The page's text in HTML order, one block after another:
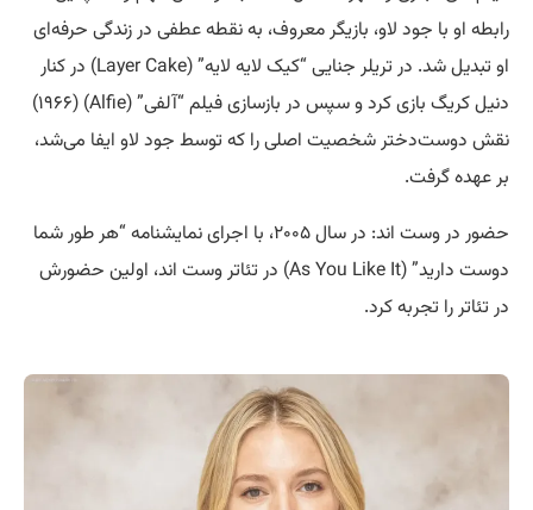
رابطه او با جود لاو، بازیگر معروف، به نقطه عطفی در زندگی حرفه‌ای
او تبدیل شد. در تریلر جنایی “کیک لایه لایه” (Layer Cake) در کنار
دنیل کریگ بازی کرد و سپس در بازسازی فیلم “آلفی” (Alfie) (۱۹۶۶)
نقش دوست‌دختر شخصیت اصلی را که توسط جود لاو ایفا می‌شد،
بر عهده گرفت.
حضور در وست اند: در سال ۲۰۰۵، با اجرای نمایشنامه “هر طور شما
دوست دارید” (As You Like It) در تئاتر وست اند، اولین حضورش
در تئاتر را تجربه کرد.